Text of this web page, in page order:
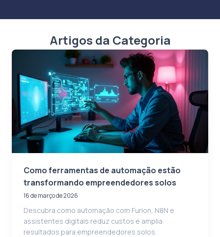
Artigos da Categoria
Como ferramentas de automação estão
transformando empreendedores solos
16 de março de 2026
Descubra como automação com Furion, N8N e
assistentes digitais reduz custos e amplia
resultados para empreendedores solos.